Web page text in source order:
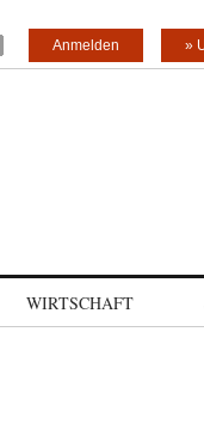
»
Anmelden
WIRTSCHAFT